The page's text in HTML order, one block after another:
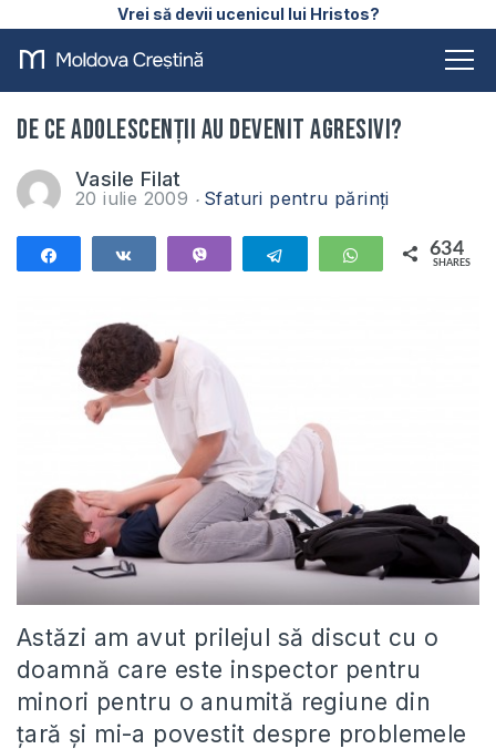
Vrei să devii ucenicul lui Hristos?
De ce adolescenţii au devenit agresivi?
Vasile Filat
20 iulie 2009 Sfaturi pentru părinți
Telegram WhatsApp
634
SHARES
Astăzi am avut prilejul să discut cu o
doamnă care este inspector pentru
minori pentru o anumită regiune din
ţară şi mi-a povestit despre problemele